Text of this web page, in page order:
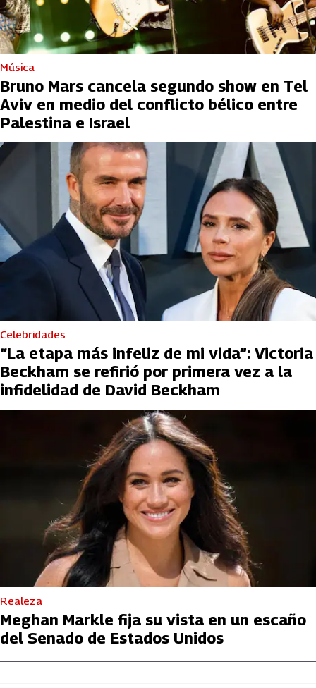
Música
Bruno Mars cancela segundo show en Tel
Aviv en medio del conflicto bélico entre
Palestina e Israel
Celebridades
“La etapa más infeliz de mi vida”: Victoria
Beckham se refirió por primera vez a la
infidelidad de David Beckham
Realeza
Meghan Markle fija su vista en un escaño
del Senado de Estados Unidos